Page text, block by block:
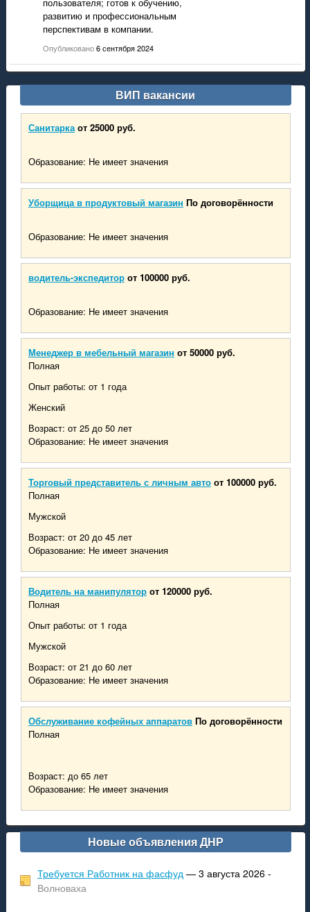
развитию и профессиональным
перспективам в компании.
Опубликовано6 сентября 2024
ВИП вакансии
Санитарка от 25000 руб.
Образование: Не имеет значения
Уборщица в продуктовый магазин По договорённости
Образование: Не имеет значения
водитель-экспедитор от 100000 руб.
Образование: Не имеет значения
Менеджер в мебельный магазин от 50000 руб.
Полная
Опыт работы: от 1 года
Женский
Возраст: от 25 до 50 лет
Образование: Не имеет значения
Торговый представитель с личным авто от 100000 руб.
Полная
Мужской
Возраст: от 20 до 45 лет
Образование: Не имеет значения
Водитель на манипулятор от 120000 руб.
Полная
Опыт работы: от 1 года
Мужской
Возраст: от 21 до 60 лет
Образование: Не имеет значения
Обслуживание кофейных аппаратов По договорённости
Полная
Возраст: до 65 лет
Образование: Не имеет значения
Новые объявления ДНР
Требуется Работник на фасфуд— 3 августа 2026 -
Волноваха